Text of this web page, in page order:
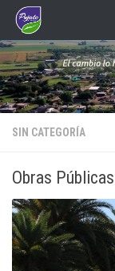
Saltar al
SIN CATEGORÍA
Obras Públicas